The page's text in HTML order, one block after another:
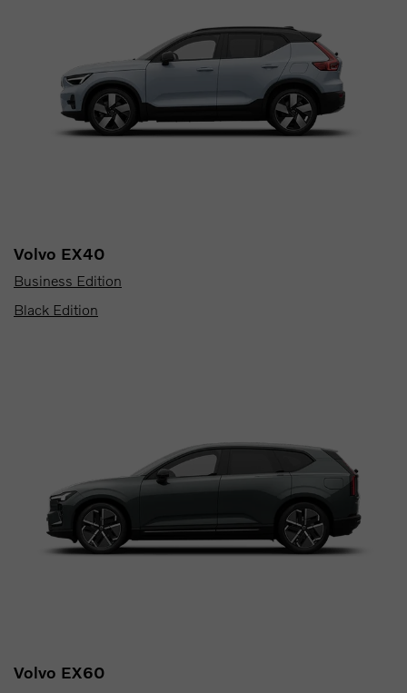
Volvo EX40
Business Edition
Black Edition
Volvo EX60